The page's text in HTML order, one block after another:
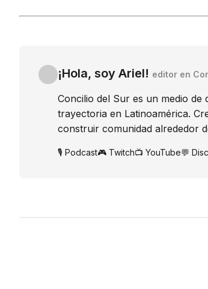
¡Hola, soy Ariel! editor en
Concilio del Sur es un medio de
trayectoria en Latinoamérica.
construir comunidad alrededor
🎙️ Podcast🎮 Twitch📺 YouTube💬